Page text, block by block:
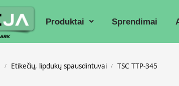
Produktai Sprendimai
/ Etikečių, lipdukų spausdintuvai / TSC TTP-345